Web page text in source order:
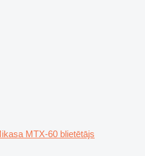
MTX-60 blietētājs